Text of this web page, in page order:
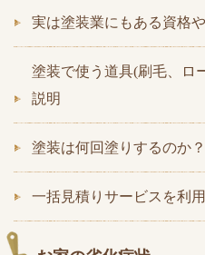
実は塗装業にもある資格
塗装で使う道具(刷毛、ロ
説明
塗装は何回塗りするのか？
一括見積りサービスを利